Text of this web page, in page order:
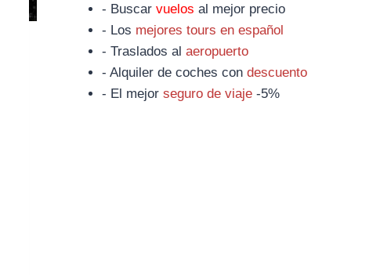
- Buscarvuelos al mejor precio
- Los mejores tours en español
- Traslados alaeropuerto
- Alquiler de coches condescuento
- El mejorseguro de viaje -5%